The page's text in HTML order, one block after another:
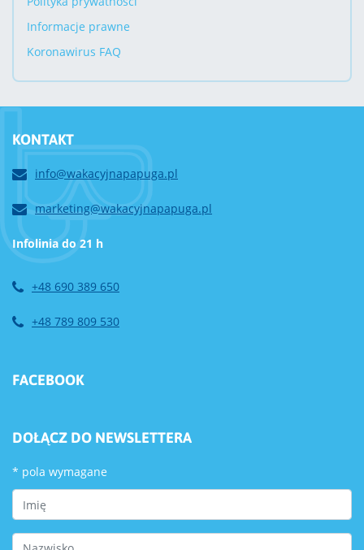
Informacje prawne
Koronawirus FAQ
KONTAKT
info@wakacyjnapapuga.pl
marketing@wakacyjnapapuga.pl
Infolinia do 21 h
+48 690 389 650
+48 789 809 530
FACEBOOK
DOŁĄCZ DO NEWSLETTERA
* pola wymagane
First Name
Last Name